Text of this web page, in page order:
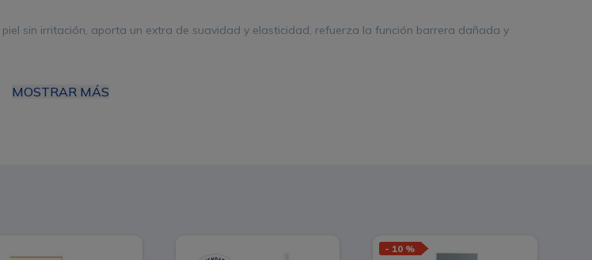
sin irritación, aporta un extra de suavidad y elasticidad, refuerza la función barrera dañada y
7,5% Pantenol.
MOSTRAR MÁS
- 10 %